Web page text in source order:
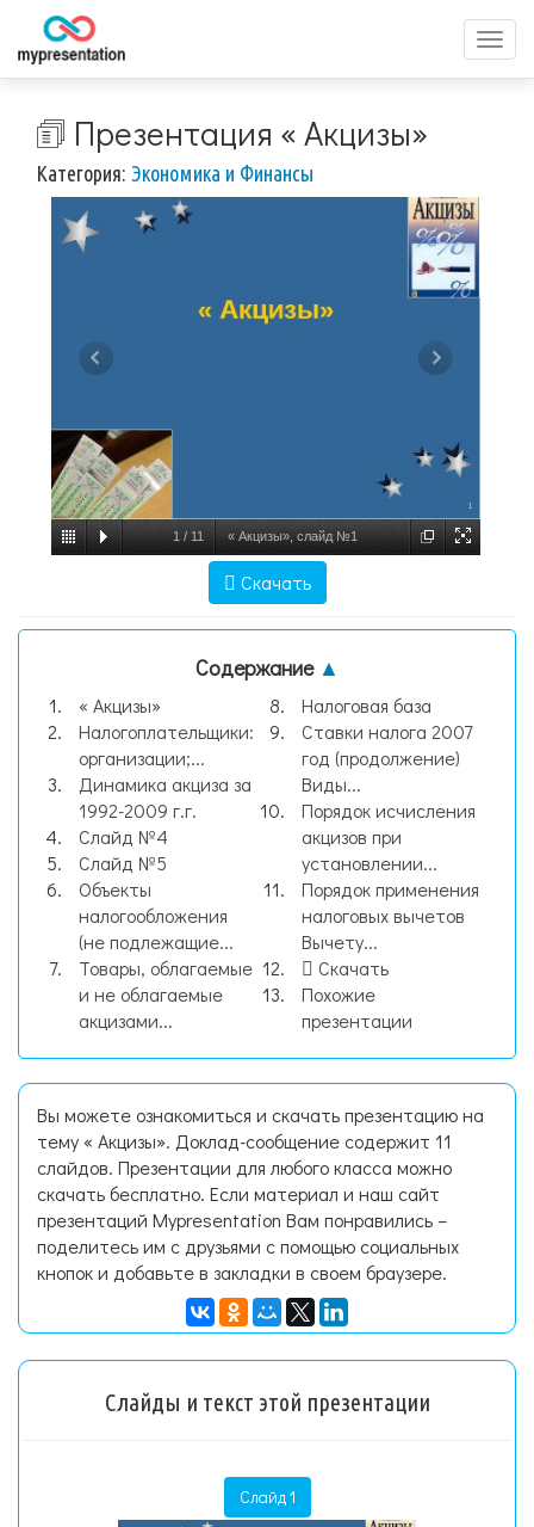
меню
🗊 Презентация « Акцизы»
Категория: Экономика и Финансы
1 / 11 « Акцизы», слайд №1
Скачать
Содержание ▲
« Акцизы»
Налогоплательщики:
организации;...
Динамика акциза за
1992-2009 г.г.
Слайд №4
Слайд №5
Объекты
налогообложения
(не подлежащие...
Товары, облагаемые
и не облагаемые
акцизами...
Налоговая база
Ставки налога 2007
год (продолжение)
Виды...
Порядок исчисления
акцизов при
установлении...
Порядок применения
налоговых вычетов
Вычету...
Скачать
Похожие
презентации
Вы можете ознакомиться и скачать презентацию на
тему « Акцизы». Доклад-сообщение содержит 11
слайдов. Презентации для любого класса можно
скачать бесплатно. Если материал и наш сайт
презентаций Mypresentation Вам понравились –
поделитесь им с друзьями с помощью социальных
кнопок и добавьте в закладки в своем браузере.
Слайды и текст этой презентации
Слайд 1